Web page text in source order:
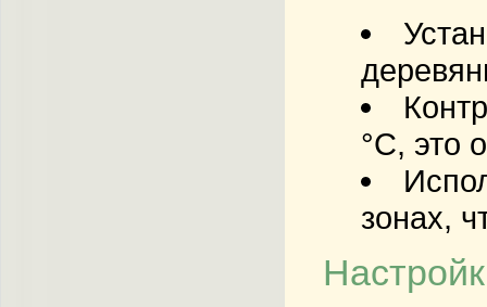
°C, это
зонах,